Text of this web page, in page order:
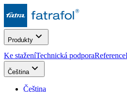
Produkty
Ke staženíTechnická podporaReference
Čeština
Čeština